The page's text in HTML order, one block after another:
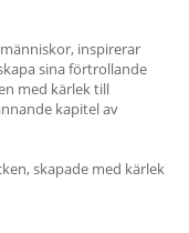
inspirerar
sina förtrollande
med kärlek till
kapitel av
skapade med kärlek